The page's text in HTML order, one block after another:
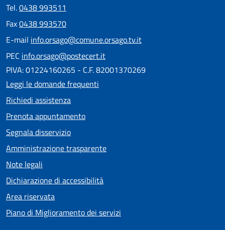
Tel.0438 993511
Fax0438 993570
E-mail info.orsago@comune.orsago.tv.it
PEC info.orsago@postecert.it
PIVA: 01224160265 - C.F. 82001370269
Leggi le domande frequenti
Richiedi assistenza
Prenota appuntamento
Segnala disservizio
Amministrazione trasparente
Note legali
Dichiarazione di accessibilità
Area riservata
Piano di Miglioramento dei servizi